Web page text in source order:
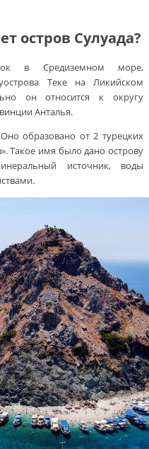
остров Сулуада?
в Средиземном море,
Теке на Ликийском
он относится к округу
Анталья.
образовано от 2 турецких
Такое имя было дано острову
источник, воды